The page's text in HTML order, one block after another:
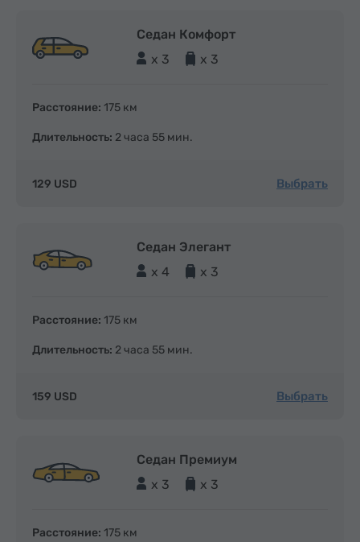
Седан Комфорт
x 3
x 3
Расстояние: 175 км
Длительность: 2 часа 55 мин.
129 USD Выбрать
Седан Элегант
x 4
x 3
Расстояние: 175 км
Длительность: 2 часа 55 мин.
159 USD Выбрать
Седан Премиум
x 3
x 3
Расстояние: 175 км